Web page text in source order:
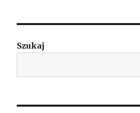
Szukaj